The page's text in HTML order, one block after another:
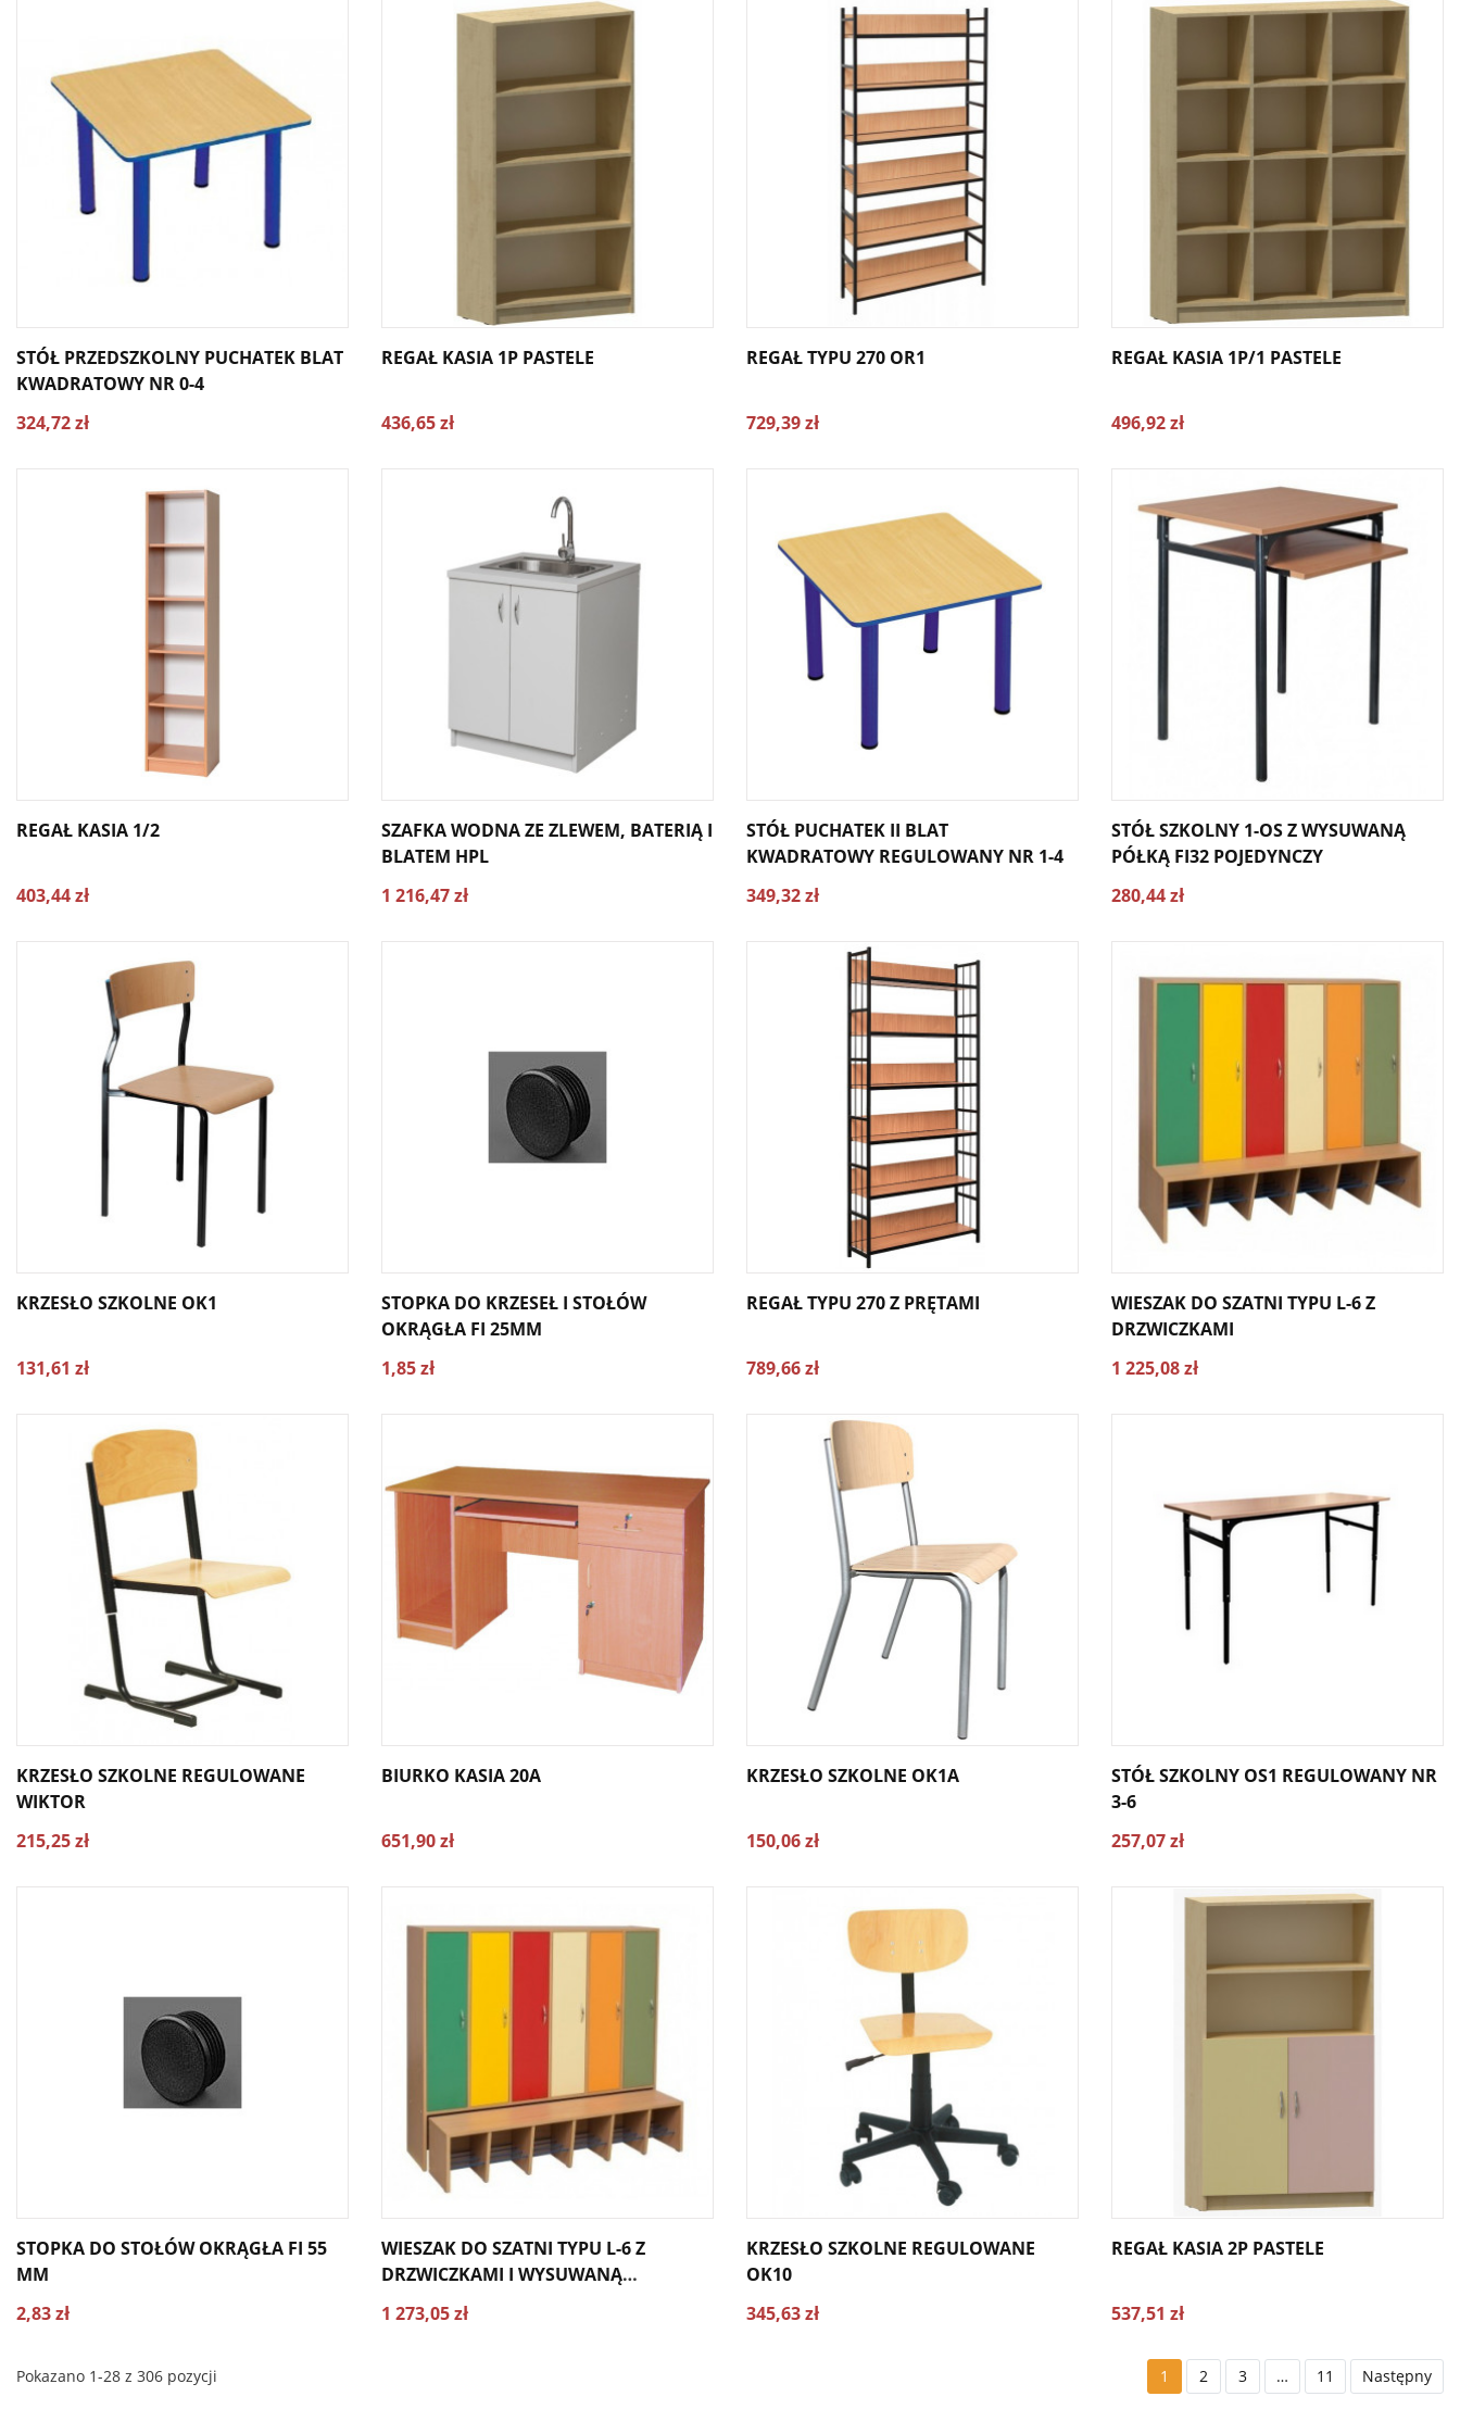
STÓŁ PRZEDSZKOLNY PUCHATEK BLAT
KWADRATOWY NR 0-4
324,72 zł
REGAŁ KASIA 1P PASTELE
436,65 zł
REGAŁ TYPU 270 OR1
729,39 zł
REGAŁ KASIA 1P/1 PASTELE
496,92 zł
REGAŁ KASIA 1/2
403,44 zł
SZAFKA WODNA ZE ZLEWEM, BATERIĄ I
BLATEM HPL
1 216,47 zł
STÓŁ PUCHATEK II BLAT
KWADRATOWY REGULOWANY NR 1-4
349,32 zł
STÓŁ SZKOLNY 1-OS Z WYSUWANĄ
PÓŁKĄ FI32 POJEDYNCZY
280,44 zł
KRZESŁO SZKOLNE OK1
131,61 zł
STOPKA DO KRZESEŁ I STOŁÓW
OKRĄGŁA FI 25MM
1,85 zł
REGAŁ TYPU 270 Z PRĘTAMI
789,66 zł
WIESZAK DO SZATNI TYPU L-6 Z
DRZWICZKAMI
1 225,08 zł
KRZESŁO SZKOLNE REGULOWANE
WIKTOR
215,25 zł
BIURKO KASIA 20A
651,90 zł
KRZESŁO SZKOLNE OK1A
150,06 zł
STÓŁ SZKOLNY OS1 REGULOWANY NR
3-6
257,07 zł
STOPKA DO STOŁÓW OKRĄGŁA FI 55
MM
2,83 zł
WIESZAK DO SZATNI TYPU L-6 Z
DRZWICZKAMI I WYSUWANĄ
ŁAWECZKĄ
1 273,05 zł
KRZESŁO SZKOLNE REGULOWANE
OK10
345,63 zł
REGAŁ KASIA 2P PASTELE
537,51 zł
Pokazano 1-28 z 306 pozycji 1 2 3 … 11 Następny